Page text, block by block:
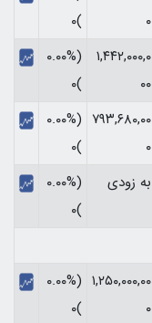
۰
)۰
۱,۴۴۲,۰۰۰,۰
۰۰
(۰.۰۰%
)۰
۷۹۳,۶۸۰,۰۰
۰
(۰.۰۰%
)۰
به زودی
(۰.۰۰%
)۰
۱,۲۵۰,۰۰۰,۰۰
۰
(۰.۰۰%
)۰